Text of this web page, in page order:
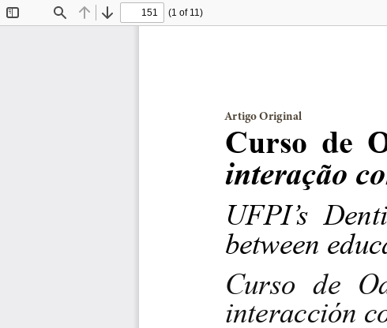
Find Previous
Next
(1 of 11)
Curso  de
interação
UFPI’s
between
Curso  de
interacción
Artigo Original